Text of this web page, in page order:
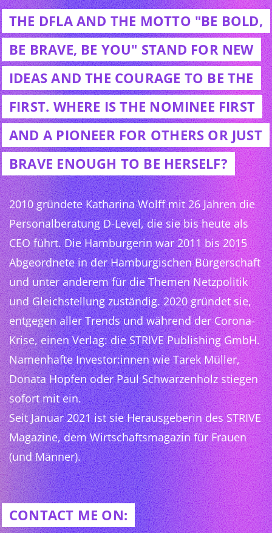
THE DFLA AND THE MOTTO "BE BOLD,
BE BRAVE, BE YOU" STAND FOR NEW
IDEAS AND THE COURAGE TO BE THE
FIRST. WHERE IS THE NOMINEE FIRST
AND A PIONEER FOR OTHERS OR JUST
BRAVE ENOUGH TO BE HERSELF?
2010 gründete Katharina Wolff mit 26 Jahren die
Personalberatung D-Level, die sie bis heute als
CEO führt. Die Hamburgerin war 2011 bis 2015
Abgeordnete in der Hamburgischen Bürgerschaft
und unter anderem für die Themen Netzpolitik
und Gleichstellung zuständig. 2020 gründet sie,
entgegen aller Trends und während der Corona-
Krise, einen Verlag: die STRIVE Publishing GmbH.
Namenhafte Investor:innen wie Tarek Müller,
Donata Hopfen oder Paul Schwarzenholz stiegen
sofort mit ein.
Seit Januar 2021 ist sie Herausgeberin des STRIVE
Magazine, dem Wirtschaftsmagazin für Frauen
(und Männer).
CONTACT ME ON: